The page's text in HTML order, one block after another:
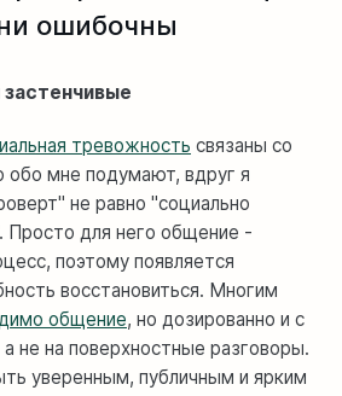
ошибочны
тревожность связаны со
обо мне подумают, вдруг я
не равно "социально
Просто для него общение -
поэтому появляется
восстановиться. Многим
общение, но дозированно и с
а не на поверхностные разговоры.
уверенным, публичным и ярким